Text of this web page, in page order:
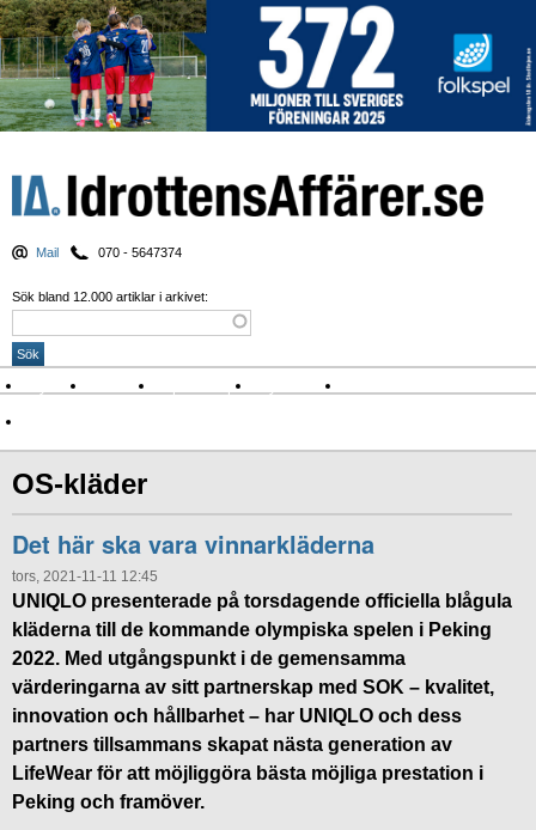
Mail 070 - 5647374
Sök bland 12.000 artiklar i arkivet:
Nyheter Krönikor Sport & spel Nyhetsbrev
OS-kläder
Det här ska vara vinnarkläderna
tors, 2021-11-11 12:45
UNIQLO presenterade på torsdagende officiella blågula
kläderna till de kommande olympiska spelen i Peking
2022. Med utgångspunkt i de gemensamma
värderingarna av sitt partnerskap med SOK – kvalitet,
innovation och hållbarhet – har UNIQLO och dess
partners tillsammans skapat nästa generation av
LifeWear för att möjliggöra bästa möjliga prestation i
Peking och framöver.